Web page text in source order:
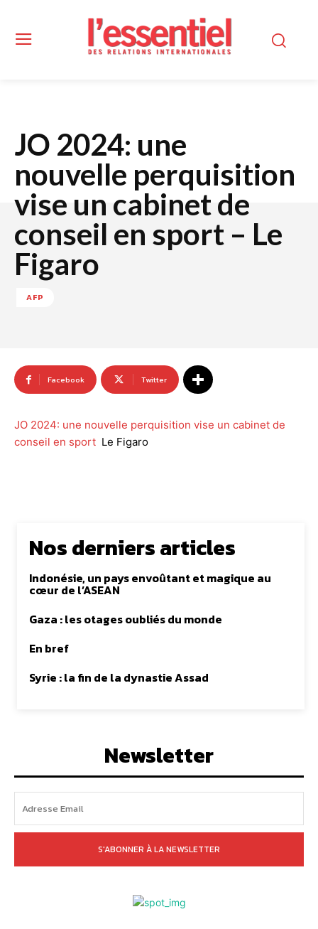
JO 2024: une
nouvelle perquisition
vise un cabinet de
conseil en sport – Le
Figaro
AFP
Facebook Twitter
JO 2024: une nouvelle perquisition vise un cabinet de
conseil en sport Le Figaro
Nos derniers articles
Indonésie, un pays envoûtant et magique au
cœur de l’ASEAN
Gaza : les otages oubliés du monde
En bref
Syrie : la fin de la dynastie Assad
Newsletter
S'ABONNER À LA NEWSLETTER